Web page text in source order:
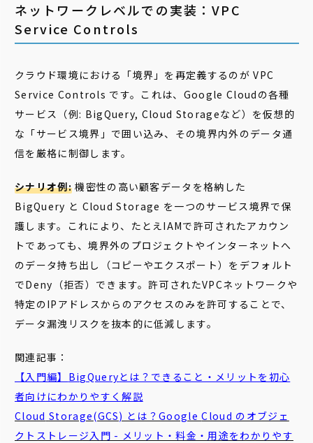
ネットワークレベルでの実装：VPC
Service Controls
クラウド環境における「境界」を再定義するのが VPC
Service Controls です。これは、Google Cloudの各種
サービス（例: BigQuery, Cloud Storageなど）を仮想的
な「サービス境界」で囲い込み、その境界内外のデータ通
信を厳格に制御します。
シナリオ例:機密性の高い顧客データを格納した
BigQuery と Cloud Storage を一つのサービス境界で保
護します。これにより、たとえIAMで許可されたアカウン
トであっても、境界外のプロジェクトやインターネットへ
のデータ持ち出し（コピーやエクスポート）をデフォルト
でDeny（拒否）できます。許可されたVPCネットワークや
特定のIPアドレスからのアクセスのみを許可することで、
データ漏洩リスクを抜本的に低減します。
関連記事：
【入門編】 BigQueryとは？できること・メリットを初心
者向けにわかりやすく解説
Cloud Storage(GCS) とは？GoogleCloud のオブジェ
クトストレージ入門 - メリット・料金・用途をわかりやす